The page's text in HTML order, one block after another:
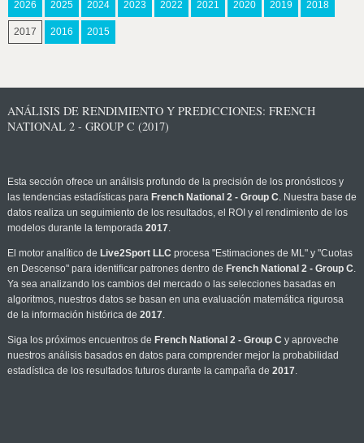
2026 2025 2024 2023 2022 2021 2020 2019 2018
2017 2016 2015
ANÁLISIS DE RENDIMIENTO Y PREDICCIONES: FRENCH
NATIONAL 2 - GROUP C (2017)
Esta sección ofrece un análisis profundo de la precisión de los pronósticos y
las tendencias estadísticas para French National 2 - Group C. Nuestra base de
datos realiza un seguimiento de los resultados, el ROI y el rendimiento de los
modelos durante la temporada 2017.
El motor analítico de Live2Sport LLC procesa "Estimaciones de ML" y "Cuotas
en Descenso" para identificar patrones dentro de French National 2 - Group C.
Ya sea analizando los cambios del mercado o las selecciones basadas en
algoritmos, nuestros datos se basan en una evaluación matemática rigurosa
de la información histórica de 2017.
Siga los próximos encuentros de French National 2 - Group C y aproveche
nuestros análisis basados en datos para comprender mejor la probabilidad
estadística de los resultados futuros durante la campaña de 2017.